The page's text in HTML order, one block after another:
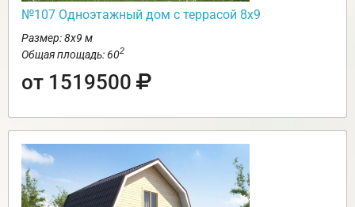
№107 Одноэтажный дом с террасой 8х9
Размер: 8х9 м
Общая площадь: 602
от 1519500